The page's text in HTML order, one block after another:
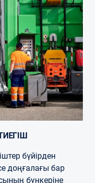
бүйірден
доңғалағы бар
бункеріне